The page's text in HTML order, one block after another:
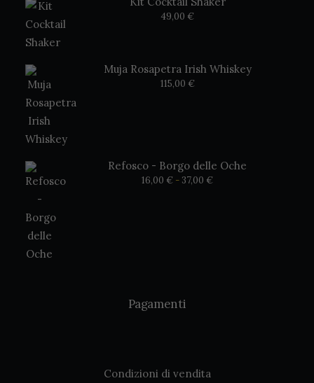
49,00 €
Muja Rosapetra Irish Whiskey
115,00 €
Refosco - Borgo delle Oche
16,00 € - 37,00 €Fascia
Pagamenti
Condizioni di vendita